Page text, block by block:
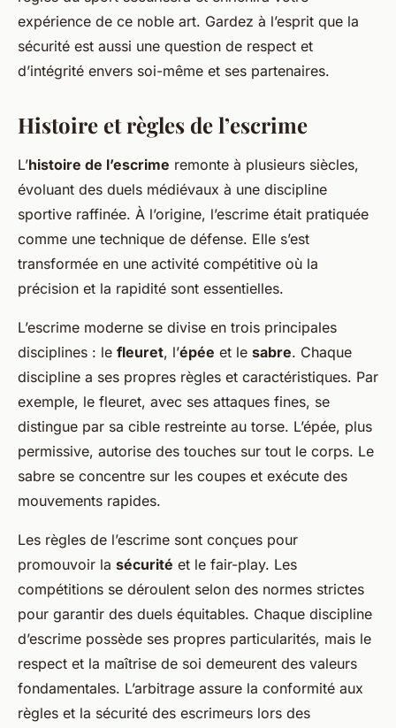
expérience de ce noble art. Gardez à l’esprit que la
sécurité est aussi une question de respect et
d’intégrité envers soi-même et ses partenaires.
Histoire et règles de l’escrime
L’histoire de l’escrime remonte à plusieurs siècles,
évoluant des duels médiévaux à une discipline
sportive raffinée. À l’origine, l’escrime était pratiquée
comme une technique de défense. Elle s’est
transformée en une activité compétitive où la
précision et la rapidité sont essentielles.
L’escrime moderne se divise en trois principales
disciplines : le fleuret, l’épée et le sabre. Chaque
discipline a ses propres règles et caractéristiques. Par
exemple, le fleuret, avec ses attaques fines, se
distingue par sa cible restreinte au torse. L’épée, plus
permissive, autorise des touches sur tout le corps. Le
sabre se concentre sur les coupes et exécute des
mouvements rapides.
Les règles de l’escrime sont conçues pour
promouvoir la sécurité et le fair-play. Les
compétitions se déroulent selon des normes strictes
pour garantir des duels équitables. Chaque discipline
d’escrime possède ses propres particularités, mais le
respect et la maîtrise de soi demeurent des valeurs
fondamentales. L’arbitrage assure la conformité aux
règles et la sécurité des escrimeurs lors des